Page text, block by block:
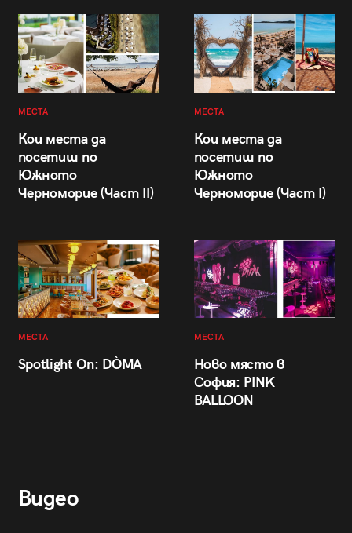
МЕСТА
Кои места да
посетиш по
Южното
Черноморие (Част II)
МЕСТА
Кои места да
посетиш по
Южното
Черноморие (Част I)
МЕСТА
Spotlight On: DÒMA
МЕСТА
Ново място в
София: PINK
BALLOON
Видео